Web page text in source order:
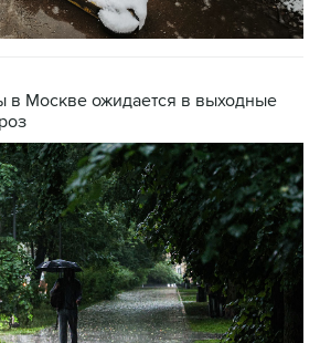
в Москве ожидается в выходные